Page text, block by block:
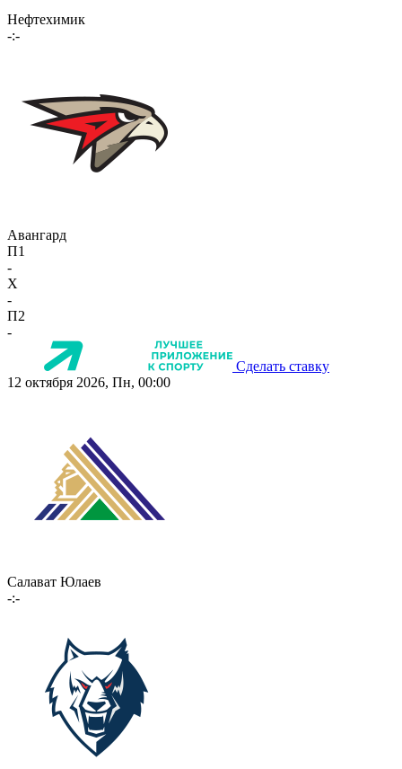
Нефтехимик
-:-
Авангард
П1
-
X
-
П2
-
Сделать ставку
12 октября 2026, Пн, 00:00
Салават Юлаев
-:-